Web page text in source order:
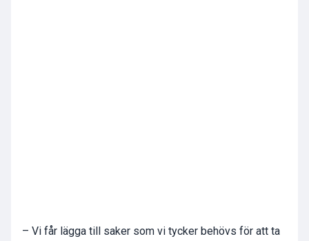
– Vi får lägga till saker som vi tycker behövs för att ta